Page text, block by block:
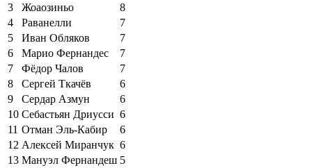
3
Жоаозиньо
8
4
Раванелли
7
5
Иван Обляков
7
6
Марио Фернандес
7
7
Фёдор Чалов
7
8
Сергей Ткачёв
6
9
Сердар Азмун
6
10 Себастьян Дриусси 6
11 Отман Эль-Кабир
6
12 Алексей Миранчук 6
13 Мануэл Фернандеш 5